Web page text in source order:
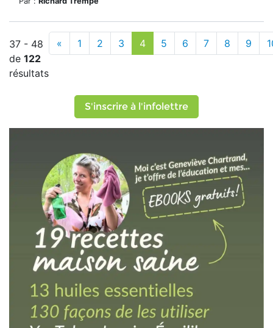
37 - 48
de 122
résultats
« 1 2 3 4 5 6 7 8 9
S'inscrire à l'infolettre